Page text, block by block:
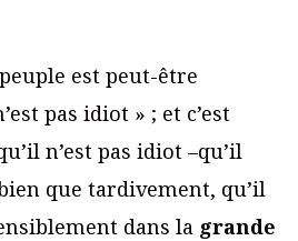
est peut-être
pas idiot » ; et c’est
n’est pas idiot –qu’il
que tardivement, qu’il
dans la grande